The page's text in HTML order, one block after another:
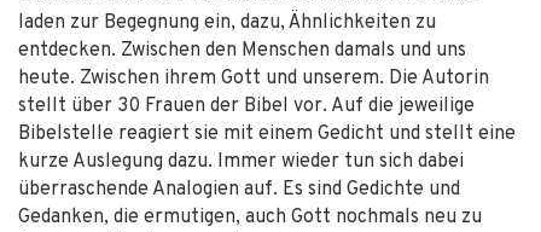
laden zur Begegnung ein, dazu, Ähnlichkeiten zu
entdecken. Zwischen den Menschen damals und uns
heute. Zwischen ihrem Gott und unserem. Die Autorin
stellt über 30 Frauen der Bibel vor. Auf die jeweilige
Bibelstelle reagiert sie mit einem Gedicht und stellt eine
kurze Auslegung dazu. Immer wieder tun sich dabei
überraschende Analogien auf. Es sind Gedichte und
Gedanken, die ermutigen, auch Gott nochmals neu zu